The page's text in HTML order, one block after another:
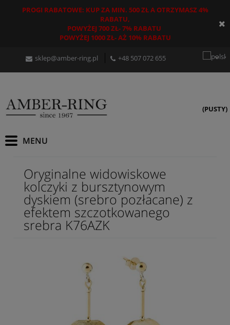
PROGI RABATOWE: KUP ZA MIN. 500 ZŁ A OTRZYMASZ 4%
RABATU,
POWYŻEJ 700 ZŁ- 7% RABATU
POWYŻEJ 1000 ZŁ- AŻ 10% RABATU
sklep@amber-ring.pl +48507 072 655
(PUSTY)
Oryginalne widowiskowe
kolczyki z bursztynowym
dyskiem (srebro pozłacane) z
efektem szczotkowanego
srebra K76AZK